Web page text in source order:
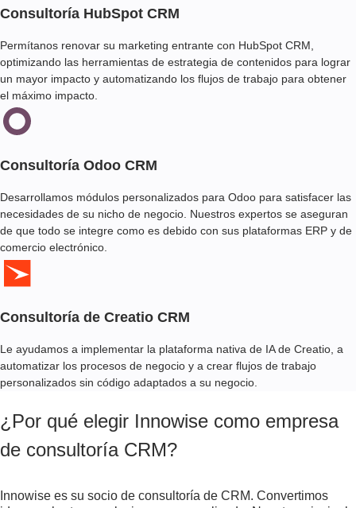
Consultoría HubSpot CRM
Permítanos renovar su marketing entrante con HubSpot CRM,
optimizando las herramientas de estrategia de contenidos para lograr
un mayor impacto y automatizando los flujos de trabajo para obtener
el máximo impacto.
Consultoría Odoo CRM
Desarrollamos módulos personalizados para Odoo para satisfacer las
necesidades de su nicho de negocio. Nuestros expertos se aseguran
de que todo se integre como es debido con sus plataformas ERP y de
comercio electrónico.
Consultoría de Creatio CRM
Le ayudamos a implementar la plataforma nativa de IA de Creatio, a
automatizar los procesos de negocio y a crear flujos de trabajo
personalizados sin código adaptados a su negocio.
¿Por qué elegir Innowise como empresa
de consultoría CRM?
Innowise es su socio de consultoría de CRM. Convertimos